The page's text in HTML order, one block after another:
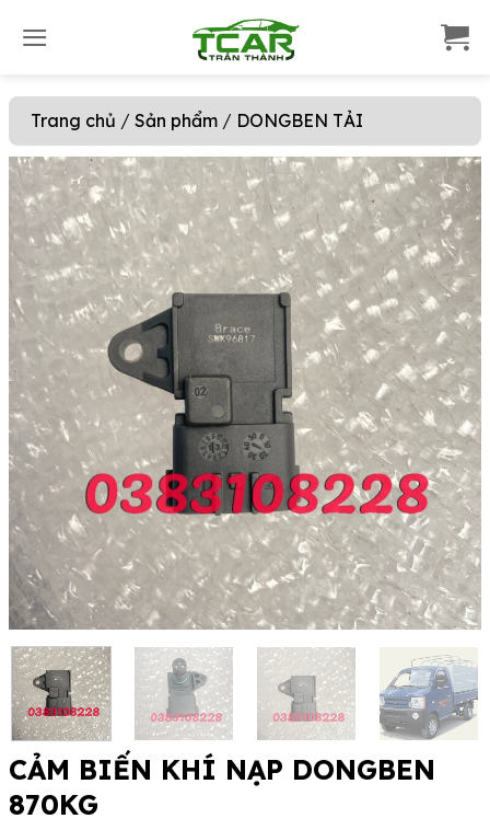
Trang chủ / Sản phẩm / DONGBEN TẢI
CẢM BIẾN KHÍ NẠP DONGBEN
870KG